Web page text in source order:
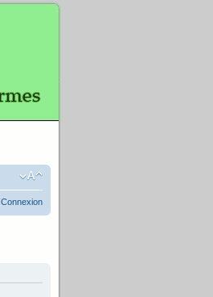
Connexion